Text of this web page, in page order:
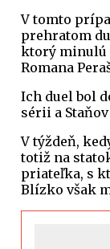
V tomto
prehratom
ktorý minulú
Romana
Ich duel bol
sérii a
V týždeň,
totiž na
priateľka, s
Blízko však